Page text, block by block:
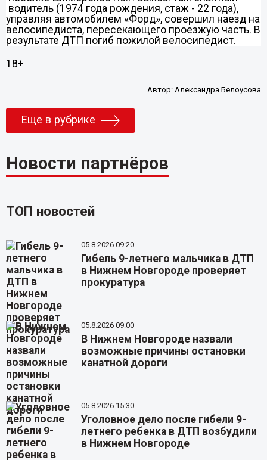
водитель (1974 года рождения, стаж - 22 года),
управляя автомобилем «Форд», совершил наезд на
велосипедиста, пересекающего проезжую часть. В
результате ДТП погиб пожилой велосипедист.
18+
Автор: Александра Белоусова
Еще в рубрике
Новости партнёров
ТОП новостей
05.8.2026 09:20
Гибель 9-летнего мальчика в ДТП
в Нижнем Новгороде проверяет
прокуратура
05.8.2026 09:00
В Нижнем Новгороде назвали
возможные причины остановки
канатной дороги
05.8.2026 15:30
Уголовное дело после гибели 9-
летнего ребенка в ДТП возбудили
в Нижнем Новгороде